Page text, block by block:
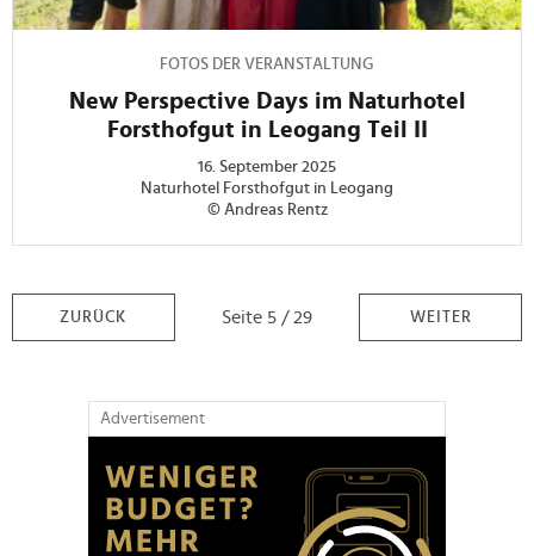
Advertisement
FOTOS DER VERANSTALTUNG
New Perspective Days im Naturhotel
Forsthofgut in Leogang Teil II
16. September 2025
Naturhotel Forsthofgut in Leogang
© Andreas Rentz
ZURÜCK Seite 5 / 29 WEITER